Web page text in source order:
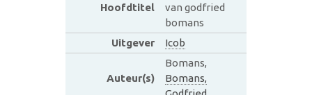
Hoofdtitel
van godfried
bomans
Uitgever
Icob
Auteur(s)
Bomans,
Bomans,